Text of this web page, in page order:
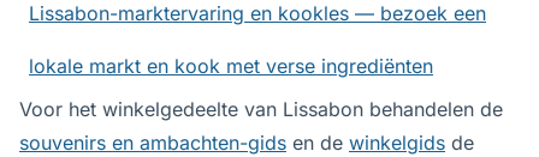
Lissabon-marktervaring en kookles — bezoek een
lokale markt en kook met verse ingrediënten
Voor het winkelgedeelte van Lissabon behandelen de
souvenirs en ambachten-gids en de winkelgids de